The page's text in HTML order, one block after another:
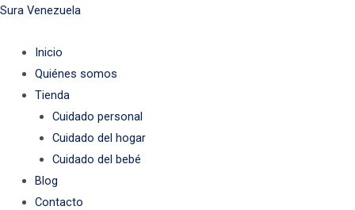
Ir
contenido
Sura Venezuela
Menú
Inicio
Quiénes somos
Tienda
Cuidado personal
Cuidado del hogar
Cuidado del bebé
Blog
Contacto
Menú
Menú